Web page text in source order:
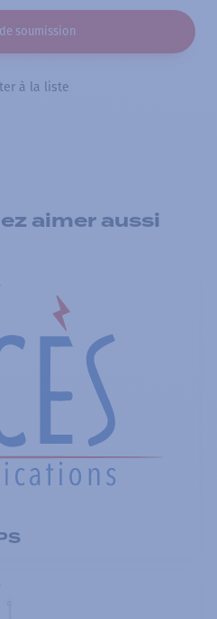
soumission
à la liste
aimer aussi